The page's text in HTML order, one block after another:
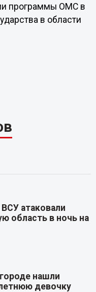
программы ОМС в
в области
атаковали
область в ночь на
нашли
девочку